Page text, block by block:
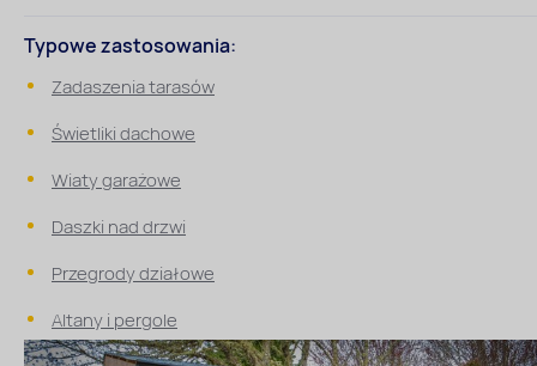
Typowe zastosowania:
Zadaszenia tarasów
Świetliki dachowe
Wiaty garażowe
Daszki nad drzwi
Przegrody działowe
Altany i pergole